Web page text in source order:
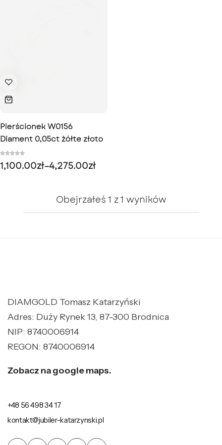
Pierścionek W0156
Diament 0,05ct żółte złoto
1,100.00zł–4,275.00zł
Obejrzałeś1 z1 wyników
DIAMGOLD Tomasz Katarzyński
Adres: Duży Rynek 13, 87-300 Brodnica
NIP: 8740006914
REGON: 8740006914
Zobacz na google maps.
+48 56 498 34 17
kontakt@jubiler-katarzynski.pl